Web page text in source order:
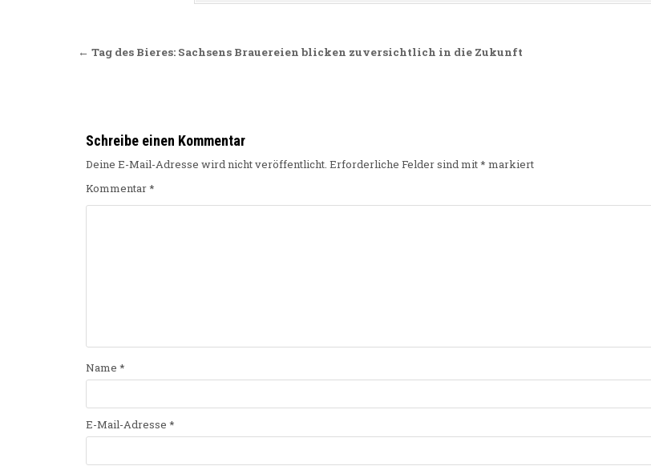
Beitragsnavigation
← Tag des Bieres: Sachsens Brauereien blicken zuversichtlich in die Zukunft
Schreibe einen Kommentar
Deine E-Mail-Adresse wird nicht veröffentlicht. Erforderliche Felder sind mit* markiert
Kommentar*
Name *
E-Mail-Adresse *